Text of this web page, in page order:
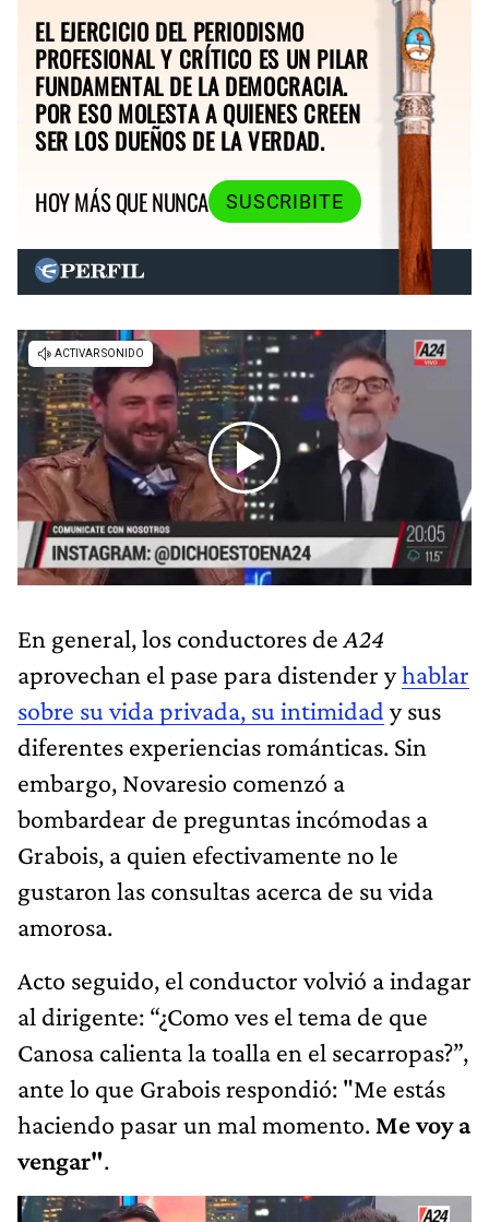
EL EJERCICIO DEL PERIODISMO
PROFESIONAL Y CRÍTICO ES UN PILAR
FUNDAMENTAL DE LA DEMOCRACIA.
POR ESO MOLESTA A QUIENES CREEN
SER LOS DUEÑOS DE LA VERDAD.
HOY MÁS QUE NUNCA
SUSCRIBITE
En general, los conductores de A24
aprovechan el pase para distender yhablar
sobre su vida privada, su intimidad y sus
diferentes experiencias románticas. Sin
embargo, Novaresio comenzó a
bombardear de preguntas incómodas a
Grabois, a quien efectivamente no le
gustaron las consultas acerca de su vida
amorosa.
Acto seguido, el conductor volvió a indagar
al dirigente: “¿Como ves el tema de que
Canosa calienta la toalla en el secarropas?”,
ante lo que Grabois respondió: "Me estás
haciendo pasar un mal momento. Me voy a
vengar".